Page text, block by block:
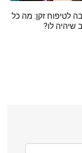
לטיפוח זקן: מה כל
שיהיה לו?